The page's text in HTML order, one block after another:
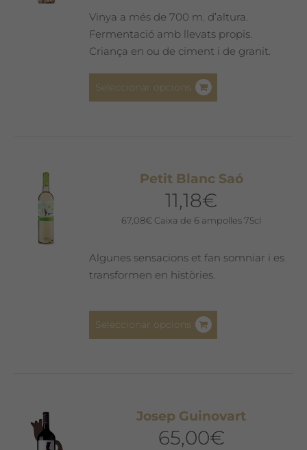
Vinya a més de 700 m. d’altura.
Fermentació amb llevats propis.
Criança en ou de ciment i de granit.
Seleccionar opcions
opcions
poden
a
Petit Blanc Saó
11,18€
67,08€ Caixa de 6 ampolles 75cl
Algunes sensacions et fan somniar i es
transformen en històries.
Seleccionar opcions
opcions
Josep Guinovart
65,00€